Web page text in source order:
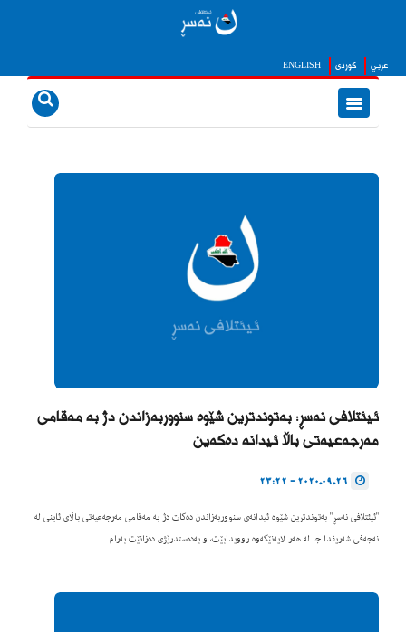
ENGLISH كوردى عربي
ئیئتلافی نەسڕ: بەتوندترین شێوە سنووربەزاندن دژ بە مەقامی
مەرجەعیەتی باڵا ئیدانە دەکەین
"ئیئتلافی نەسڕ" بەتوندترین شێوە ئیدانەی سنووربەزاندن دەکات دژ بە مەقامی مەرجەعیەتی باڵای ئاینی لە
نەجەفی شەریفدا جا لە هەر لایەنێکەوە روویدابێت، و بەدەستدرێژی دەزانێت بەرام